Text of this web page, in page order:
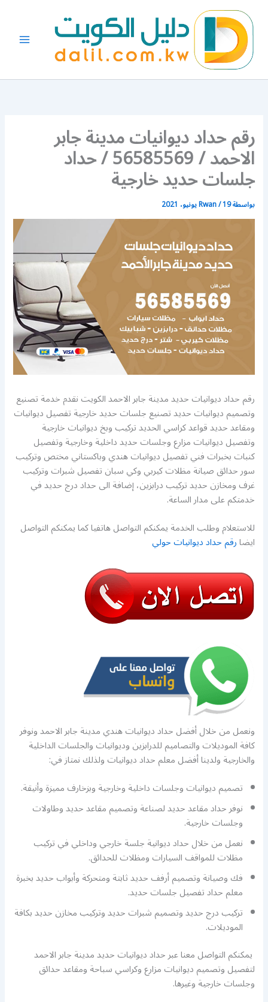
المحتوى
رقم حداد ديوانيات مدينة جابر
الاحمد / 56585569 / حداد
جلسات حديد خارجية
بواسطة Rwan/19 يونيو، 2021
رقم حداد ديوانيات حديد مدينة جابر الاحمد الكويت نقدم خدمة تصنيع
وتصميم ديوانيات حديد تصنيع جلسات حديد خارجية تفصيل ديوانيات
ومقاعد حديد قواعد كراسي الحديد تركيب وبخ ديوانيات خارجية
وتفصيل ديوانيات مزارع وجلسات حديد داخلية وخارجية وتفصيل
كنبات بخبرات فني تفصيل ديوانيات هندي وباكستاني مختص وتركيب
سور حدائق صيانة مظلات كيربي وكي سبان تفصيل شبرات وتركيب
غرف ومخازن حديد تركيب درابزين، إضافة الى حداد درج حديد في
خدمتكم على مدار الساعة.
للاستعلام وطلب الخدمة يمكنكم التواصل هاتفيا كما يمكنكم التواصل
ايضارقم حداد ديوانيات حولي
ونعمل من خلال أفضل حداد ديوانيات هندي مدينة جابر الاحمد ونوفر
كافة الموديلات والتصاميم للدرابزين وديوانيات والجلسات الداخلية
والخارجية ولدينا أفضل معلم حداد ديوانيات ولذلك نمتاز في:
تصميم ديوانيات وجلسات داخلية وخارجية وبزخارف مميزة وأنيقة.
نوفر حداد مقاعد حديد لصناعة وتصميم مقاعد حديد وطاولات
وجلسات خارجية.
نعمل من خلال حداد ديوانية جلسة خارجي وداخلي في تركيب
مظلات للمواقف السيارات ومظلات للحدائق.
فك وصيانة وتصميم أرفف حديد ثابتة ومتحركة وأبواب حديد بخبرة
معلم حداد تفصيل جلسات حديد.
تركيب درج حديد وتصميم شبرات حديد وتركيب مخازن حديد بكافة
الموديلات.
يمكنكم التواصل معنا عبر حداد ديوانيات حديد مدينة جابر الاحمد
لتفصيل وتصميم ديوانيات مزارع وكراسي سباحة ومقاعد حدائق
وجلسات خارجية وغيرها.